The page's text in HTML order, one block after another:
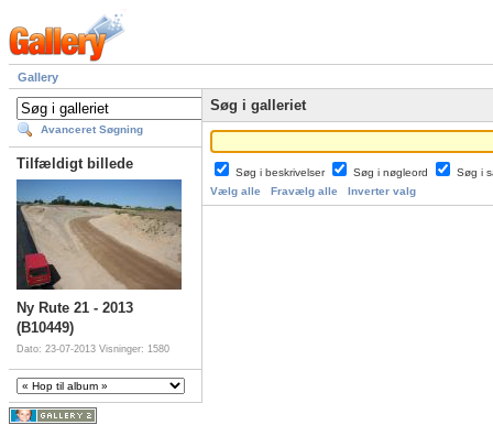
Gallery
Avanceret Søgning
Tilfældigt billede
Ny Rute 21 - 2013
(B10449)
Dato: 23-07-2013 Visninger: 1580
Søg i galleriet
Søg i beskrivelser Søg i nøgleord
Søg i
Vælg alle
Fravælg alle Inverter valg